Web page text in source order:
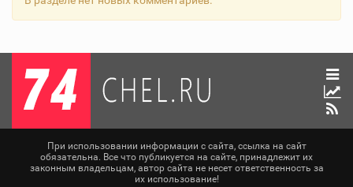
При использовании информации с сайта, ссылка на сайт
обязательна. Все что публикуется на сайте, принадлежит их
законным владельцам, автор сайта не несет ответственность за
их использование!